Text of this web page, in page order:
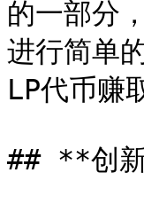
的一部分
进行简单
LP代币赚
## **创